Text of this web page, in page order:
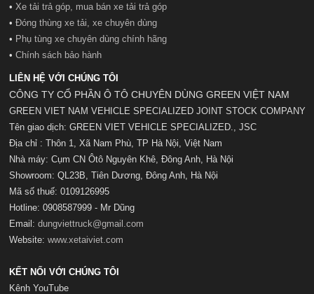
•Xe tải trả góp, mua bán xe tải trả góp
•Đóng thùng xe tải, xe chuyên dùng
• Phụ tùng xe chuyên dùng chính hãng
•Chính sách bảo hành
LIÊN HỆ VỚI CHÚNG TÔI
CÔNG TY CỔ PHẦN Ô TÔ CHUYÊN DÙNG GREEN VIỆT NAM
GREEN VIET NAM VEHICLE SPECIALIZED JOINT STOCK COMPANY
Tên giao dịch: GREEN VIET VEHICLE SPECIALIZED., JSC
Địa chỉ : Thôn 1, Xã Nam Phù, TP Hà Nội, Việt Nam
Nhà máy: Cụm CN Ôtô Nguyên Khê, Đông Anh, Hà Nội
Showroom: QL23B, Tiên Dương, Đông Anh, Hà Nội
Mã số thuế:0109126995
Hotline: 0908587999 - Mr Dũng
Email:dungviettruck@gmail.com
Website:www.xetaiviet.com
KẾT NỐI VỚI CHÚNG TÔI
Kênh YouTube